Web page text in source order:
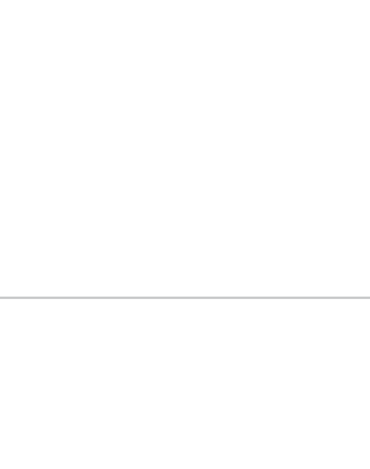
hialurónico y FPS 15 5.4
25CO